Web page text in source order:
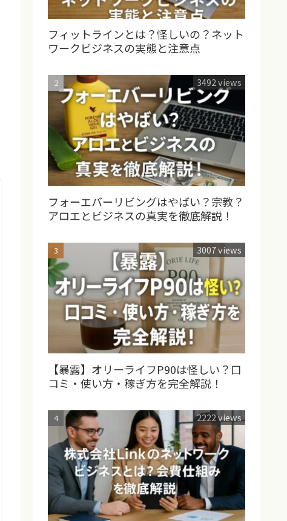
フィットラインとは？怪しいの？ネット
ワークビジネスの実態と注意点
フォーエバーリビングはやばい？宗教？
アロエとビジネスの真実を徹底解説！
3492 views
【暴露】オリーライフP90は怪しい？口
コミ・使い方・稼ぎ方を完全解説！
3007 views
2222 views